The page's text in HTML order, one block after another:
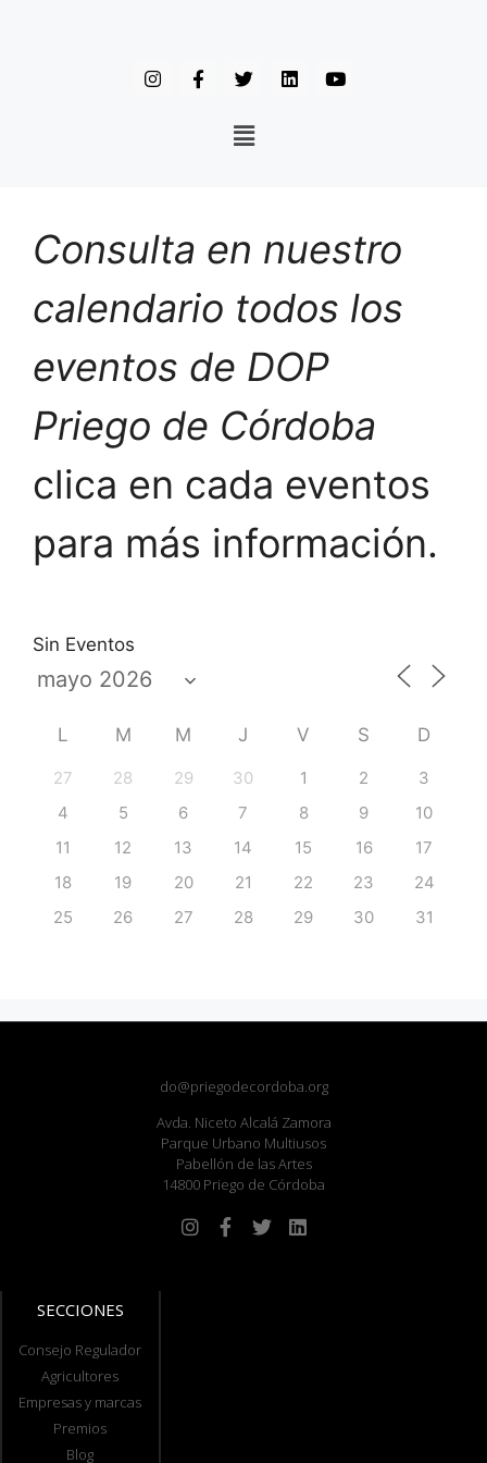
Consulta en nuestro
calendario todos los
eventos de DOP
Priego de Córdoba
clica en cada eventos
para más información.
Sin Eventos
L M M J V S D
27 28 29 30 1 2
3
4
5 6 7 8 9
10
11
12 13 14 15 16
17
18
19 20 21 22 23
24
25
26 27 28 29 30 31
do@priegodecordoba.org
Avda. Niceto Alcalá Zamora
Parque Urbano Multiusos
Pabellón de las Artes
14800 Priego de Córdoba
SECCIONES
Consejo Regulador
Agricultores
Empresas y marcas
Premios
Blog